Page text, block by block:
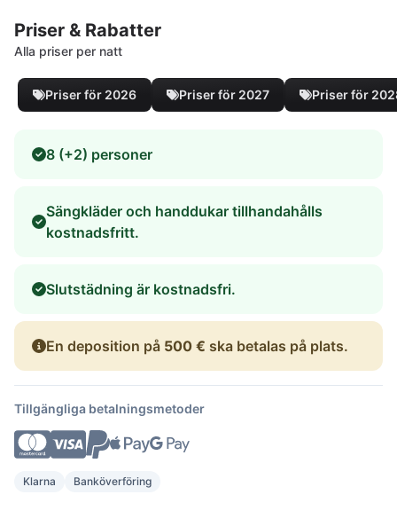
Priser & Rabatter
Alla priser per natt
Priser för 2026 Priser för 2027 Priser för
8 (+2) personer
Sängkläder och handdukar tillhandahålls
kostnadsfritt.
Slutstädning är kostnadsfri.
En deposition på 500 € ska betalas på plats.
Tillgängliga betalningsmetoder
Klarna Banköverföring